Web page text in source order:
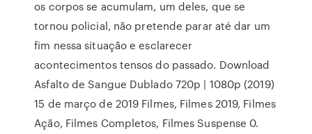
os corpos se acumulam, um deles, que se
tornou policial, não pretende parar até dar um
fim nessa situação e esclarecer
acontecimentos tensos do passado. Download
Asfalto de Sangue Dublado 720p | 1080p (2019)
15 de março de 2019 Filmes, Filmes 2019, Filmes
Ação, Filmes Completos, Filmes Suspense 0.